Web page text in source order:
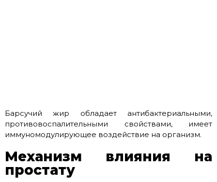
Барсучий жир обладает антибактериальными,
противовоспалительными свойствами, имеет
иммуномодулирующее воздействие на организм.
Механизм влияния на
простату